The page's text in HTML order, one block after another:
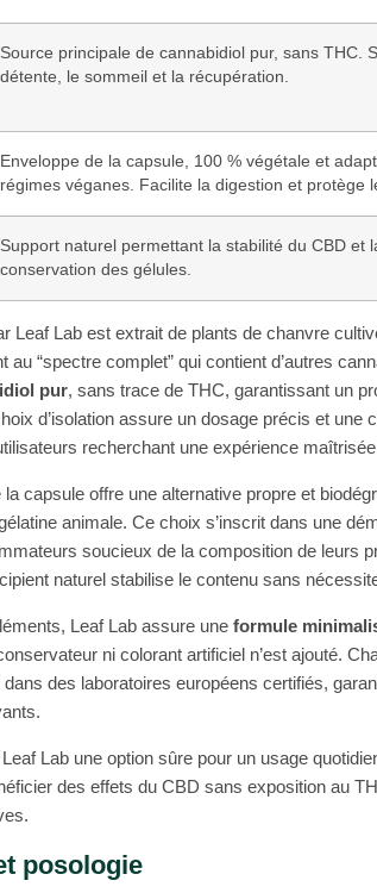
Source principale de cannabidiol pur, sans THC.
détente, le sommeil et la récupération.
Enveloppe de la capsule, 100 % végétale et
régimes véganes. Facilite la digestion et protège
Support naturel permettant la stabilité du CBD et
conservation des gélules.
Leaf Lab est extrait de plants de chanvre
“spectre complet” qui contient d’autres
pur, sans trace de THC, garantissant un
d’isolation assure un dosage précis et une
recherchant une expérience
la capsule offre une alternative propre et
animale. Ce choix s’inscrit dans une
soucieux de la composition de leurs
naturel stabilise le contenu sans
Leaf Lab assure une formule
ni colorant artificiel n’est ajouté.
des laboratoires européens certifiés,
Lab une option sûre pour un usage
des effets du CBD sans exposition au
posologie